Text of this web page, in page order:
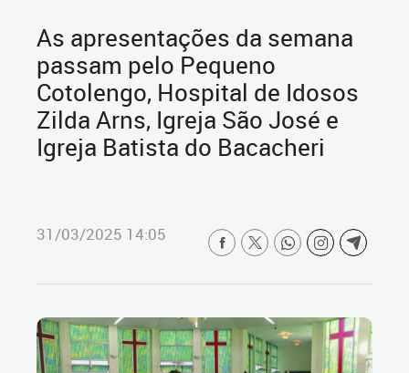
As apresentações da semana
passam pelo Pequeno
Cotolengo, Hospital de Idosos
Zilda Arns, Igreja São José e
Igreja Batista do Bacacheri
31/03/2025 14:05